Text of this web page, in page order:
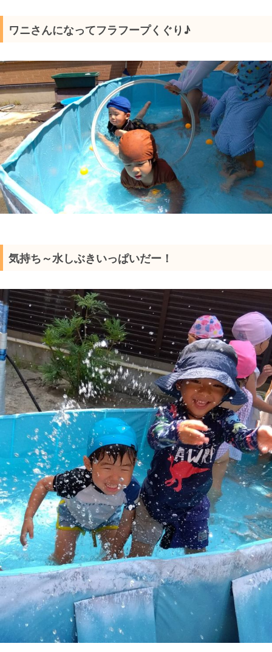
ワニさんになってフラフープくぐり♪
気持ち～水しぶきいっぱいだー！